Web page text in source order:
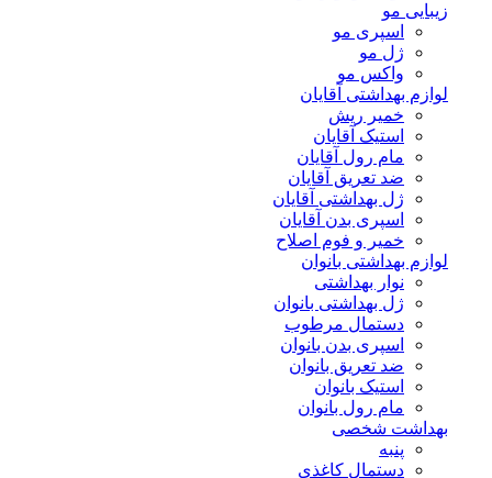
زیبایی مو
اسپری مو
ژل مو
واکس مو
لوازم بهداشتی آقایان
خمیر ریش
استیک آقایان
مام رول آقایان
ضد تعریق آقایان
ژل بهداشتی آقایان
اسپری بدن آقایان
خمیر و فوم اصلاح
لوازم بهداشتی بانوان
نوار بهداشتی
ژل بهداشتی بانوان
دستمال مرطوب
اسپری بدن بانوان
ضد تعریق بانوان
استیک بانوان
مام رول بانوان
بهداشت شخصی
پنبه
دستمال کاغذی